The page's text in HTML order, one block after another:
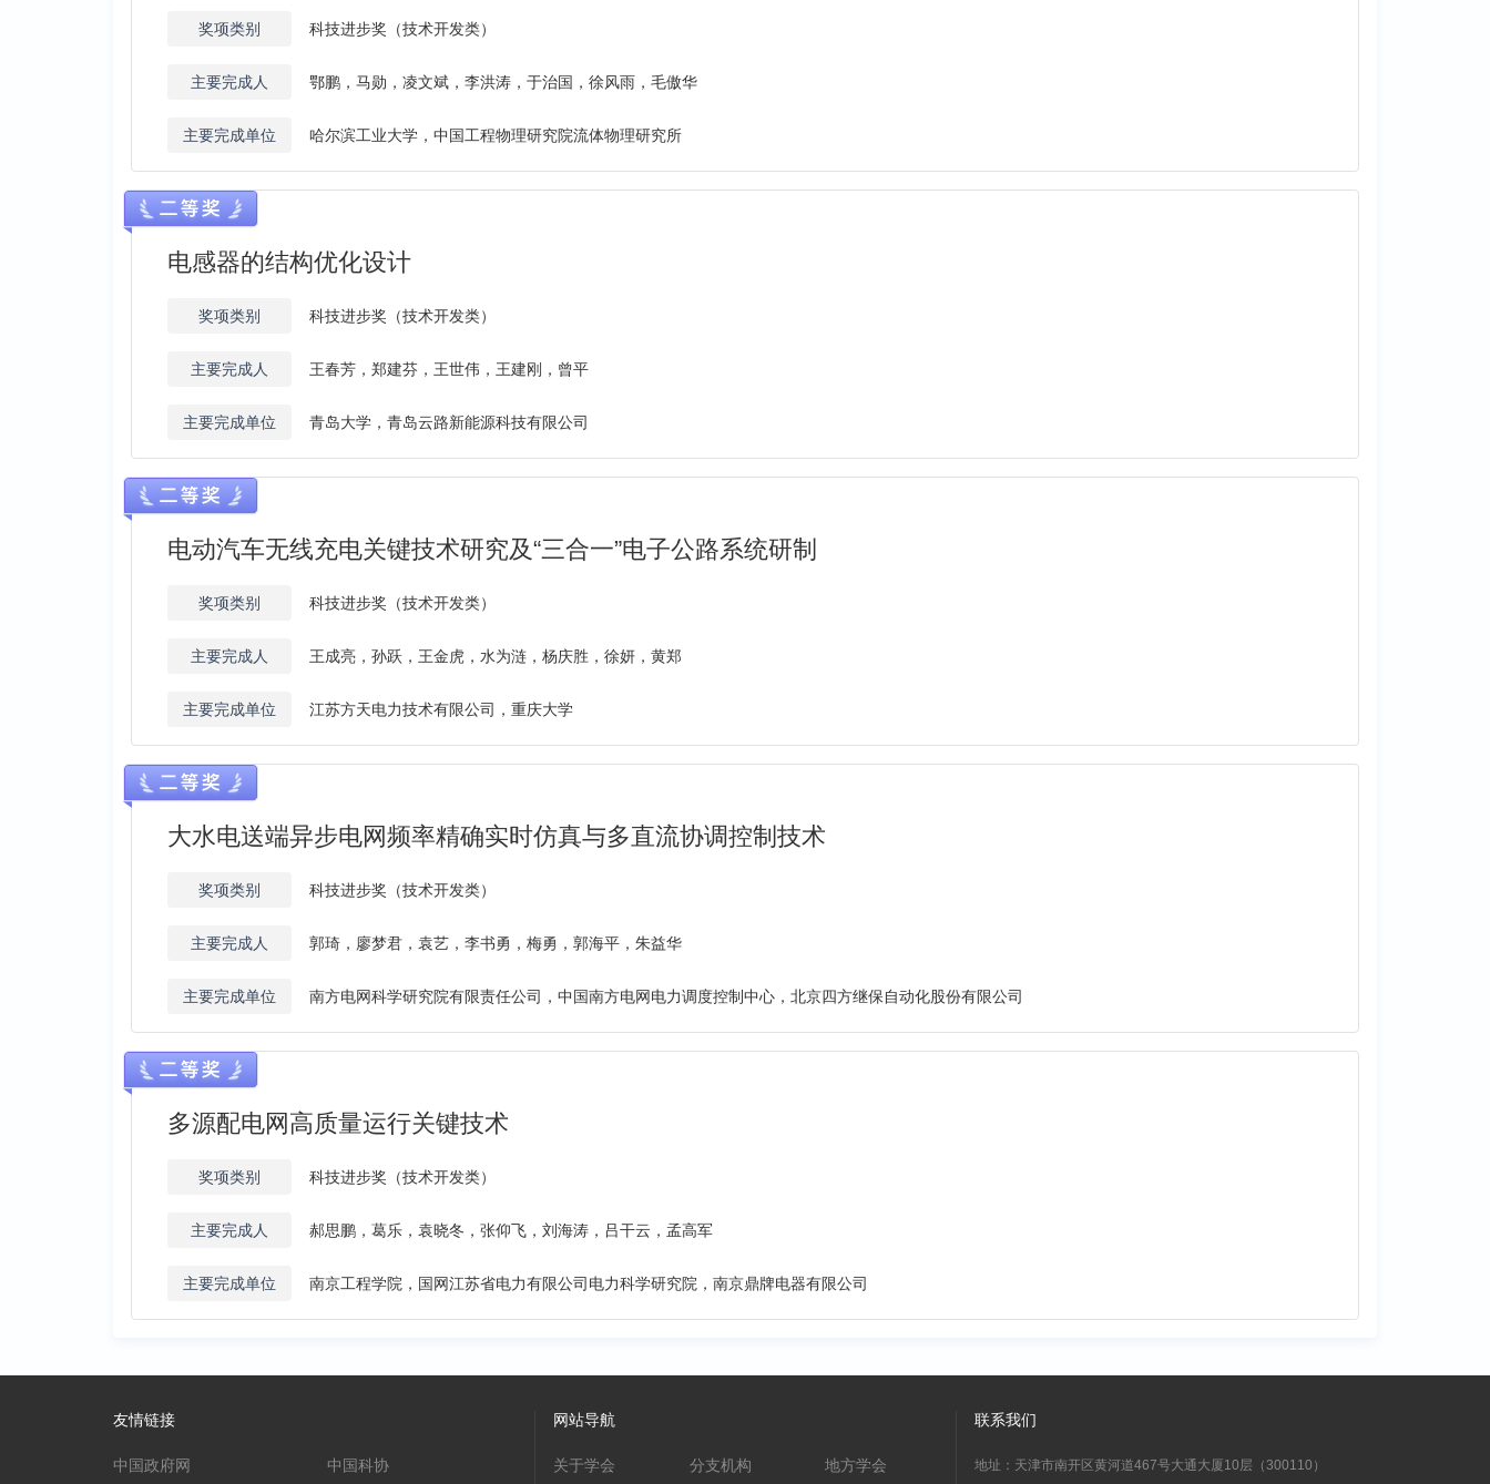
奖项类别 科技进步奖（技术开发类）
主要完成人 鄂鹏，马勋，凌文斌，李洪涛，于治国，徐风雨，毛傲华
主要完成单位 哈尔滨工业大学，中国工程物理研究院流体物理研究所
电感器的结构优化设计
奖项类别 科技进步奖（技术开发类）
主要完成人 王春芳，郑建芬，王世伟，王建刚，曾平
主要完成单位 青岛大学，青岛云路新能源科技有限公司
电动汽车无线充电关键技术研究及“三合一”电子公路系统研制
奖项类别 科技进步奖（技术开发类）
主要完成人 王成亮，孙跃，王金虎，水为涟，杨庆胜，徐妍，黄郑
主要完成单位 江苏方天电力技术有限公司，重庆大学
大水电送端异步电网频率精确实时仿真与多直流协调控制技术
奖项类别 科技进步奖（技术开发类）
主要完成人 郭琦，廖梦君，袁艺，李书勇，梅勇，郭海平，朱益华
主要完成单位 南方电网科学研究院有限责任公司，中国南方电网电力调度控制中心，北京四方继保自动化股份有限公司
多源配电网高质量运行关键技术
奖项类别 科技进步奖（技术开发类）
主要完成人 郝思鹏，葛乐，袁晓冬，张仰飞，刘海涛，吕干云，孟高军
主要完成单位 南京工程学院，国网江苏省电力有限公司电力科学研究院，南京鼎牌电器有限公司
友情链接
中国政府网 中国科协
网站导航
关于学会 分支机构 地方学会
联系我们
地址：天津市南开区黄河道467号大通大厦10层（300110）